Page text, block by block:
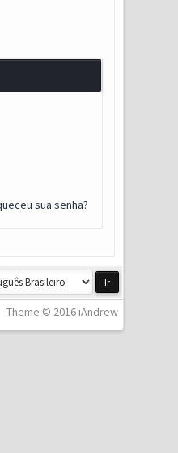
sua senha?
Theme © 2016 iAndrew